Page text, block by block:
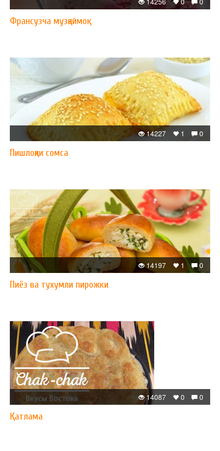
Франсузча музқаймоқ
0
1
14227
Пишлоқли сомса
0
1
14197
Пиёз ва тухумли пирожки
0
0
14087
Қатлама